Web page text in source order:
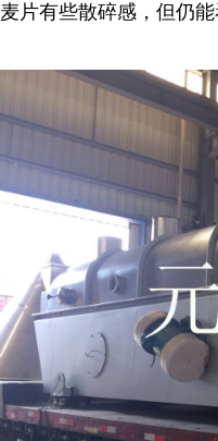
麦片有些散碎感，但仍能